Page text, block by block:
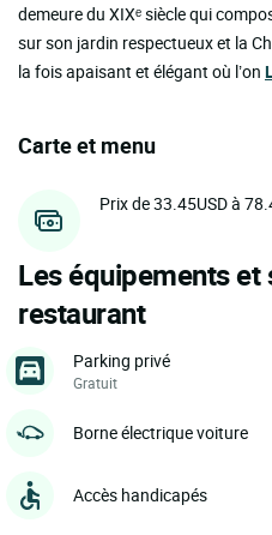
demeure du XIXᵉ siècle qui
sur son jardin respectueux et la
la fois apaisant et élégant où l’on
Carte et menu
Prix de 33.45USD à
Les équipements et
restaurant
Parking privé
Gratuit
Borne électrique voiture
Accès handicapés